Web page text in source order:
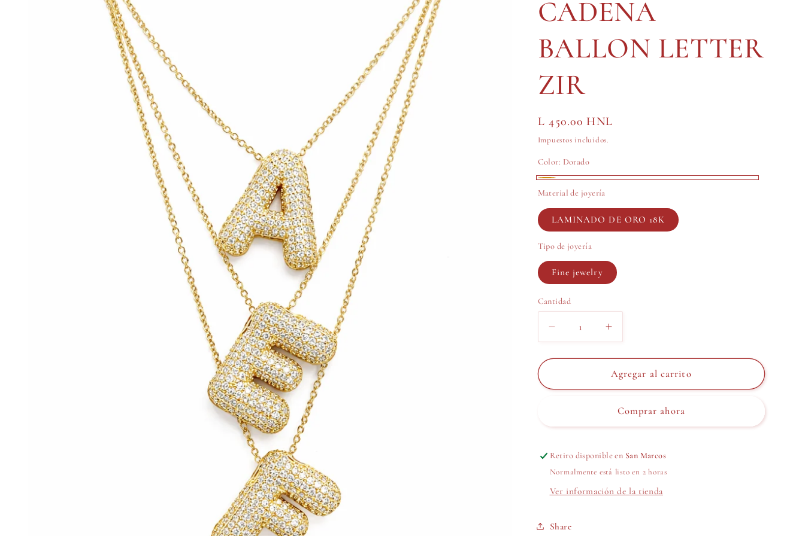
CADENA
BALLON LETTER
ZIR
Precio
habitual
L 450.00 HNL
Impuestos incluidos.
Color: Dorado
Material de joyería
LAMINADO DE ORO 18K
Tipo de joyería
Fine jewelry
Cantidad
Reducir
cantidad
para
BALLON
Aumentar
cantidad
para
CADENA
BALLON
ZIR
Agregar al carrito
Comprar ahora
Retiro disponible en San Marcos
Normalmente está listo en 2 horas
Ver información de la tienda
Share